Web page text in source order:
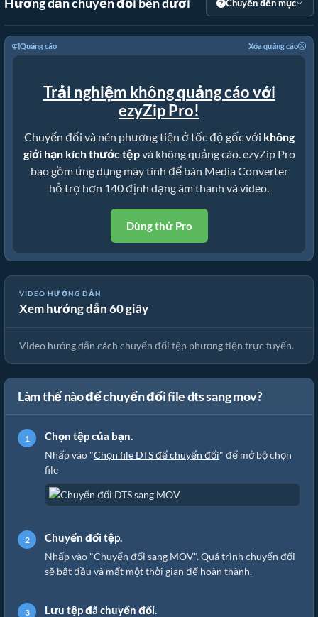
Chuyển đến mục
Quảng cáo Xóa quảng cáo
Trải nghiệm không quảng cáo với
ezyZip Pro!
Chuyển đổi và nén phương tiện ở tốc độ gốc với không
giới hạn kích thước tệpvà không quảng cáo. ezyZip Pro
bao gồm ứng dụng máy tính để bàn Media Converter
hỗ trợ hơn 140 định dạng âm thanh và video.
Dùng thử Pro
VIDEO HƯỚNG DẪN
Xem hướng dẫn 60 giây
🎵 Cách Chuyển Đổi Phương Tiện Trực Tuyến Miễn Phí
Video hướng dẫn cách chuyển đổi tệp phương tiện trực tuyến.
Làm thế nào để chuyển đổi file dts sang mov?
Chọn tệp của bạn.
Nhấp vào "Chọn file DTS để chuyển đổi" để mở bộ chọn
file
Chuyển đổi tệp.
Nhấp vào "Chuyển đổi sang MOV". Quá trình chuyển đổi
sẽ bắt đầu và mất một thời gian để hoàn thành.
Lưu tệp đã chuyển đổi.